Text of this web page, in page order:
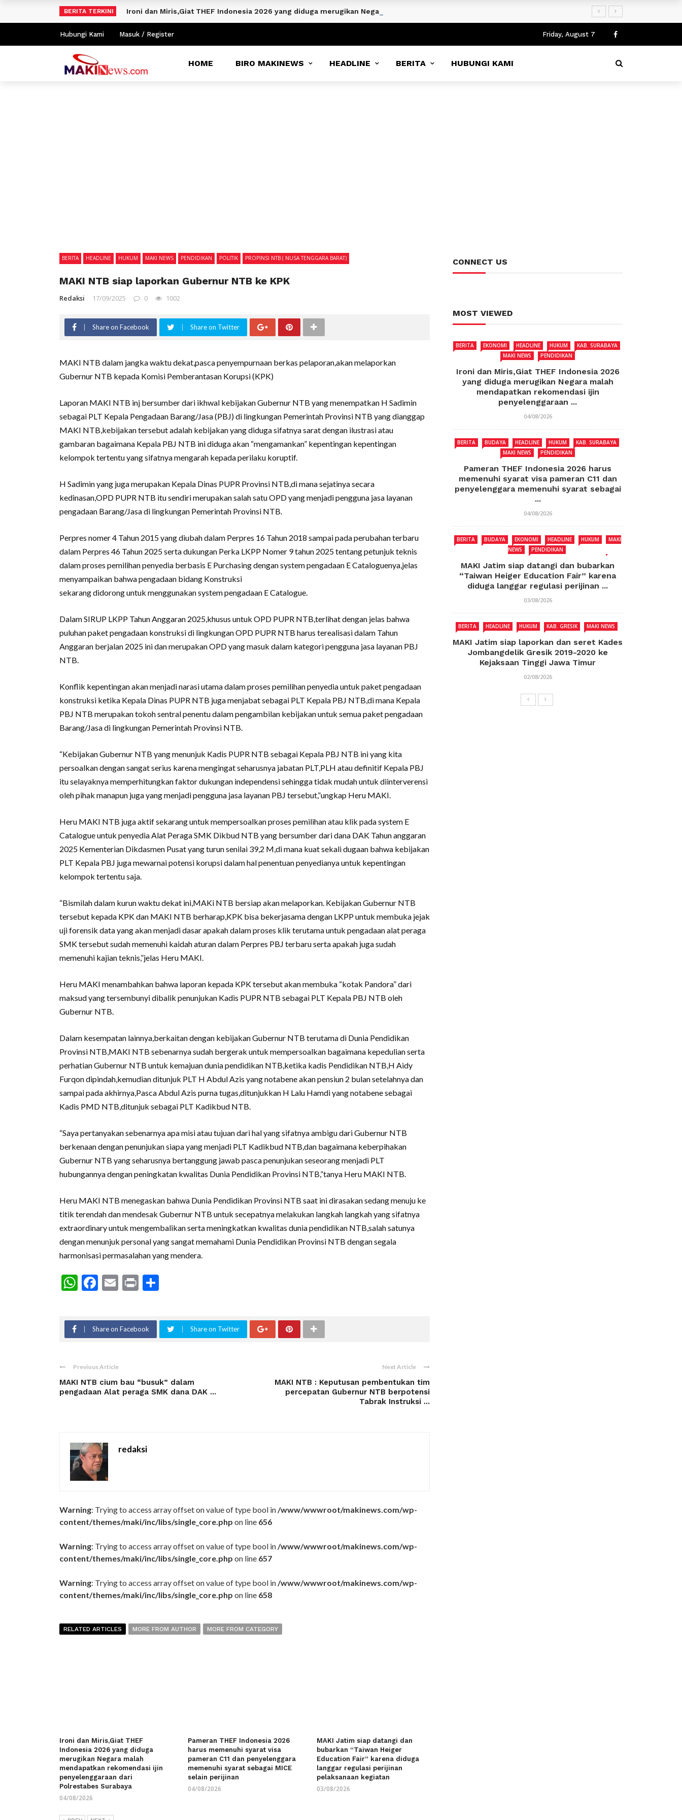
BERITA TERKINI Ironi dan Miris,Giat THEF Indonesia 2026 yang diduga merugikan Negara malah mendapatkan rekomendasi ijin penyelenggaraan dari Polrestabes
Hubungi Kami Masuk / Register Friday, August 7
HOME BIRO MAKINEWS HEADLINE BERITA HUBUNGI KAMI
BERITA HEADLINE HUKUM MAKI NEWS PENDIDIKAN POLITIK PROPINSI NTB ( NUSA TENGGARA BARAT)
MAKI NTB siap laporkan Gubernur NTB ke KPK
Redaksi 17/09/2025 0 1002
Share on Facebook Share on Twitter
MAKI NTB dalam jangka waktu dekat,pasca penyempurnaan berkas pelaporan,akan melaporkan
Gubernur NTB kepada Komisi Pemberantasan Korupsi (KPK)
Laporan MAKI NTB inj bersumber dari ikhwal kebijakan Gubernur NTB yang menempatkan H Sadimin
sebagai PLT Kepala Pengadaan Barang/Jasa (PBJ) di lingkungan Pemerintah Provinsi NTB yang dianggap
MAKI NTB,kebijakan tersebut adalah kebijakan yang diduga sifatnya sarat dengan ilustrasi atau
gambaran bagaimana Kepala PBJ NTB ini diduga akan “mengamankan” kepentingan kepentingan
kelompok tertentu yang sifatnya mengarah kepada perilaku koruptif.
H Sadimin yang juga merupakan Kepala Dinas PUPR Provinsi NTB,di mana sejatinya secara
kedinasan,OPD PUPR NTB itu sendiri merupakan salah satu OPD yang menjadi pengguna jasa layanan
pengadaan Barang/Jasa di lingkungan Pemerintah Provinsi NTB.
Perpres nomer 4 Tahun 2015 yang diubah dalam Perpres 16 Tahun 2018 sampai pada perubahan terbaru
dalam Perpres 46 Tahun 2025 serta dukungan Perka LKPP Nomer 9 tahun 2025 tentang petunjuk teknis
dalam proses pemilihan penyedia berbasis E Purchasing dengan system pengadaan E Cataloguenya,jelas
menyampaikan bahwa pengadaan bidang Konstruksi
sekarang didorong untuk menggunakan system pengadaan E Catalogue.
Dalam SIRUP LKPP Tahun Anggaran 2025,khusus untuk OPD PUPR NTB,terlihat dengan jelas bahwa
puluhan paket pengadaan konstruksi di lingkungan OPD PUPR NTB harus terealisasi dalam Tahun
Anggaran berjalan 2025 ini dan merupakan OPD yang masuk dalam kategori pengguna jasa layanan PBJ
NTB.
Konflik kepentingan akan menjadi narasi utama dalam proses pemilihan penyedia untuk paket pengadaan
konstruksi ketika Kepala Dinas PUPR NTB juga menjabat sebagai PLT Kepala PBJ NTB,di mana Kepala
PBJ NTB merupakan tokoh sentral penentu dalam pengambilan kebijakan untuk semua paket pengadaan
Barang/Jasa di lingkungan Pemerintah Provinsi NTB.
“Kebijakan Gubernur NTB yang menunjuk Kadis PUPR NTB sebagai Kepala PBJ NTB ini yang kita
persoalkan dengan sangat serius karena mengingat seharusnya jabatan PLT,PLH atau definitif Kepala PBJ
itu selayaknya memperhitungkan faktor dukungan independensi sehingga tidak mudah untuk diinterverensi
oleh pihak manapun juga yang menjadi pengguna jasa layanan PBJ tersebut,”ungkap Heru MAKI.
Heru MAKI NTB juga aktif sekarang untuk mempersoalkan proses pemilihan atau klik pada system E
Catalogue untuk penyedia Alat Peraga SMK Dikbud NTB yang bersumber dari dana DAK Tahun anggaran
2025 Kementerian Dikdasmen Pusat yang turun senilai 39,2 M,di mana kuat sekali dugaan bahwa kebijakan
PLT Kepala PBJ juga mewarnai potensi korupsi dalam hal penentuan penyedianya untuk kepentingan
kelompok tertentu saja.
“Bismilah dalam kurun waktu dekat ini,MAKi NTB bersiap akan melaporkan. Kebijakan Gubernur NTB
tersebut kepada KPK dan MAKI NTB berharap,KPK bisa bekerjasama dengan LKPP untuk membuka jejak
uji forensik data yang akan menjadi dasar apakah dalam proses klik terutama untuk pengadaan alat peraga
SMK tersebut sudah memenuhi kaidah aturan dalam Perpres PBJ terbaru serta apakah juga sudah
memenuhi kajian teknis,”jelas Heru MAKI.
Heru MAKI menambahkan bahwa laporan kepada KPK tersebut akan membuka “kotak Pandora” dari
maksud yang tersembunyi dibalik penunjukan Kadis PUPR NTB sebagai PLT Kepala PBJ NTB oleh
Gubernur NTB.
Dalam kesempatan lainnya,berkaitan dengan kebijakan Gubernur NTB terutama di Dunia Pendidikan
Provinsi NTB,MAKI NTB sebenarnya sudah bergerak untuk mempersoalkan bagaimana kepedulian serta
perhatian Gubernur NTB untuk kemajuan dunia pendidikan NTB,ketika kadis Pendidikan NTB,H Aidy
Furqon dipindah,kemudian ditunjuk PLT H Abdul Azis yang notabene akan pensiun 2 bulan setelahnya dan
sampai pada akhirnya,Pasca Abdul Azis purna tugas,ditunjukkan H Lalu Hamdi yang notabene sebagai
Kadis PMD NTB,ditunjuk sebagai PLT Kadikbud NTB.
“Saya pertanyakan sebenarnya apa misi atau tujuan dari hal yang sifatnya ambigu dari Gubernur NTB
berkenaan dengan penunjukan siapa yang menjadi PLT Kadikbud NTB,dan bagaimana keberpihakan
Gubernur NTB yang seharusnya bertanggung jawab pasca penunjukan seseorang menjadi PLT
hubungannya dengan peningkatan kwalitas Dunia Pendidikan Provinsi NTB,”tanya Heru MAKI NTB.
Heru MAKI NTB menegaskan bahwa Dunia Pendidikan Provinsi NTB saat ini dirasakan sedang menuju ke
titik terendah dan mendesak Gubernur NTB untuk secepatnya melakukan langkah langkah yang sifatnya
extraordinary untuk mengembalikan serta meningkatkan kwalitas dunia pendidikan NTB,salah satunya
dengan menunjuk personal yang sangat memahami Dunia Pendidikan Provinsi NTB dengan segala
harmonisasi permasalahan yang mendera.
WhatsApp
Facebook
Email
Print
Share on Facebook Share on Twitter
Previous Article
MAKI NTB cium bau “busuk” dalam
pengadaan Alat peraga SMK dana DAK ...
Next Article
MAKI NTB : Keputusan pembentukan tim
percepatan Gubernur NTB berpotensi
Tabrak Instruksi ...
redaksi
Warning: Trying to access array offset on value of type bool in/www/wwwroot/makinews.com/wp-
content/themes/maki/inc/libs/single_core.php on line 656
Warning: Trying to access array offset on value of type bool in/www/wwwroot/makinews.com/wp-
content/themes/maki/inc/libs/single_core.php on line 657
Warning: Trying to access array offset on value of type bool in/www/wwwroot/makinews.com/wp-
content/themes/maki/inc/libs/single_core.php on line 658
RELATED ARTICLES MORE FROM AUTHOR MORE FROM CATEGORY
Ironi dan Miris,Giat THEF
Indonesia 2026 yang diduga
merugikan Negara malah
mendapatkan rekomendasi ijin
penyelenggaraan dari
Polrestabes Surabaya
04/08/2026
Pameran THEF Indonesia 2026
harus memenuhi syarat visa
pameran C11 dan penyelenggara
memenuhi syarat sebagai MICE
selain perijinan
04/08/2026
MAKI Jatim siap datangi dan
bubarkan “Taiwan Heiger
Education Fair” karena diduga
langgar regulasi perijinan
pelaksanaan kegiatan
03/08/2026
CONNECT US
MOST VIEWED
BERITA EKONOMI HEADLINE HUKUM
KAB. SURABAYA
MAKI NEWS
PENDIDIKAN
Ironi dan Miris,Giat THEF Indonesia 2026
yang diduga merugikan Negara malah
mendapatkan rekomendasi ijin
penyelenggaraan ...
04/08/2026
BERITA BUDAYA HEADLINE HUKUM
KAB. SURABAYA
MAKI NEWS
PENDIDIKAN
Pameran THEF Indonesia 2026 harus
memenuhi syarat visa pameran C11 dan
penyelenggara memenuhi syarat sebagai
...
04/08/2026
BERITA BUDAYA EKONOMI HEADLINE HUKUM
MAKI
NEWS
PENDIDIKAN
MAKI Jatim siap datangi dan bubarkan
“Taiwan Heiger Education Fair” karena
diduga langgar regulasi perijinan ...
03/08/2026
BERITA HEADLINE HUKUM KAB. GRESIK MAKI NEWS
MAKI Jatim siap laporkan dan seret Kades
Jombangdelik Gresik 2019-2020 ke
Kejaksaan Tinggi Jawa Timur
02/08/2026